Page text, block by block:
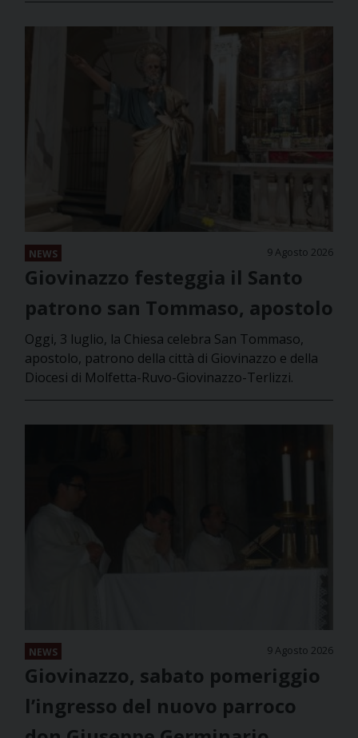
NEWS 9 Agosto 2026
Giovinazzo festeggia il Santo
patrono san Tommaso, apostolo
Oggi, 3 luglio, la Chiesa celebra San Tommaso,
apostolo, patrono della città di Giovinazzo e della
Diocesi di Molfetta-Ruvo-Giovinazzo-Terlizzi.
NEWS 9 Agosto 2026
Giovinazzo, sabato pomeriggio
l’ingresso del nuovo parroco